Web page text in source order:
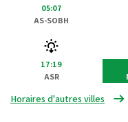
05:07
AS-SOBH
17:19
ASR
Horaires d'autres villes